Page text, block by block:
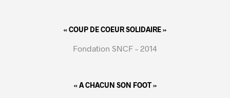
« COUP DE COEUR SOLIDAIRE »
Fondation SNCF – 2014
« A CHACUN SON FOOT »